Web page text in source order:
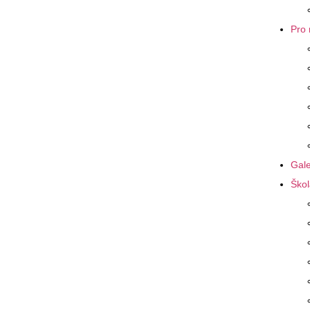
Pro